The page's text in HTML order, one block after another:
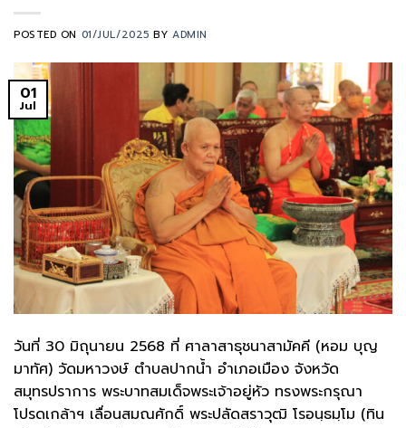
POSTED ON 01/JUL/2025 BYADMIN
01
Jul
วันที่ 30 มิถุนายน 2568 ที่ ศาลาสาธุชนาสามัคคี (หอม บุญ
มาทัศ) วัดมหาวงษ์ ตำบลปากน้ำ อำเภอเมือง จังหวัด
สมุทรปราการ พระบาทสมเด็จพระเจ้าอยู่หัว ทรงพระกรุณา
โปรดเกล้าฯ เลื่อนสมณศักดิ์ พระปลัดสราวุฒิ โรอนฺธมฺโม (ทิน